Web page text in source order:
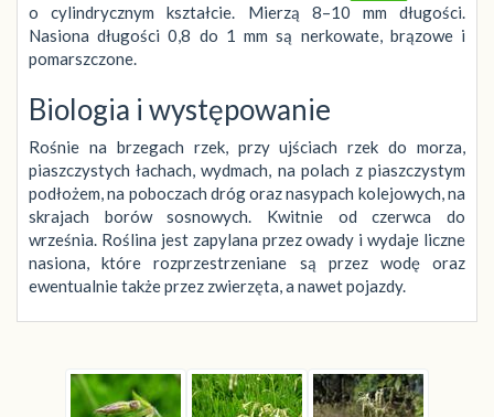
o cylindrycznym kształcie. Mierzą 8–10 mm długości.
Nasiona długości 0,8 do 1 mm są nerkowate, brązowe i
pomarszczone.
Biologia i występowanie
Rośnie na brzegach rzek, przy ujściach rzek do morza,
piaszczystych łachach, wydmach, na polach z piaszczystym
podłożem, na poboczach dróg oraz nasypach kolejowych, na
skrajach borów sosnowych. Kwitnie od czerwca do
września. Roślina jest zapylana przez owady i wydaje liczne
nasiona, które rozprzestrzeniane są przez wodę oraz
ewentualnie także przez zwierzęta, a nawet pojazdy.